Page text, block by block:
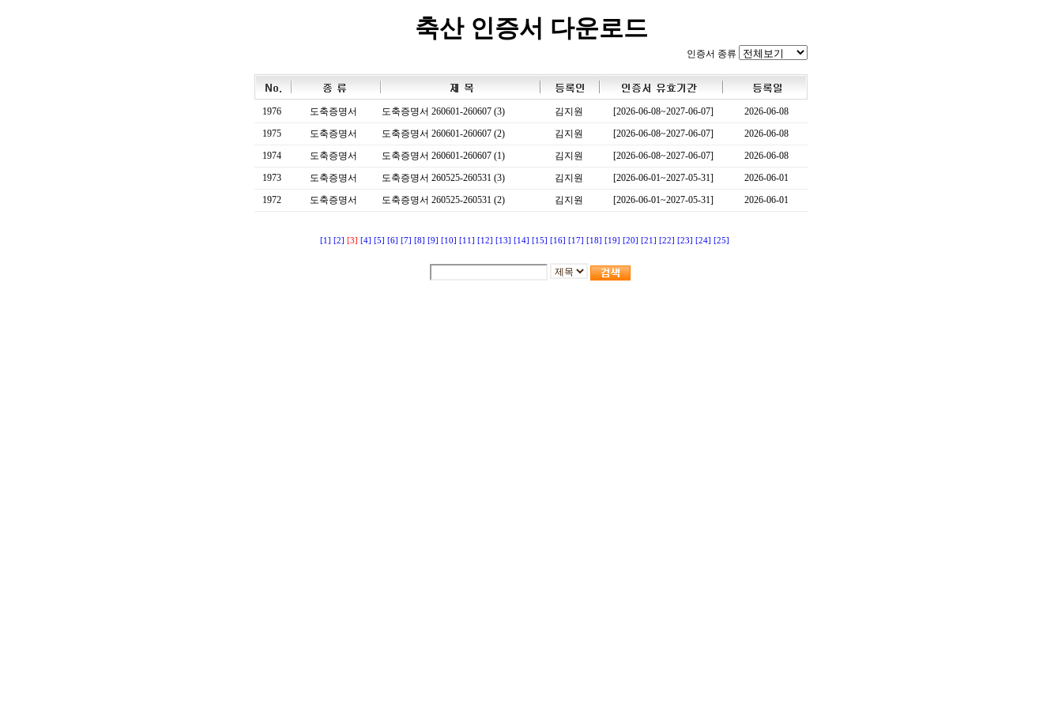
축산 인증서 다운로드
인증서 종류
1976 도축증명서 도축증명서 260601-260607 (3) 김지원 [2026-06-08~2027-06-07]
2026-06-08
1975
도축증명서 도축증명서 260601-260607 (2) 김지원 [2026-06-08~2027-06-07]
2026-06-08
1974
도축증명서 도축증명서 260601-260607 (1) 김지원 [2026-06-08~2027-06-07]
2026-06-08
1973
도축증명서 도축증명서 260525-260531 (3) 김지원 [2026-06-01~2027-05-31]
2026-06-01
1972
도축증명서 도축증명서 260525-260531 (2) 김지원 [2026-06-01~2027-05-31] 2026-06-01
[1] [2] [3] [4] [5] [6] [7] [8] [9] [10] [11] [12] [13] [14] [15] [16] [17] [18] [19] [20] [21] [22] [23] [24] [25]